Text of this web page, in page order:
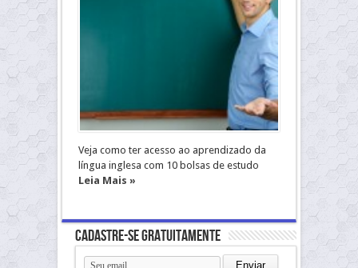
Veja como ter acesso ao aprendizado da
língua inglesa com 10 bolsas de estudo
Leia Mais »
Cadastre-se gratuitamente